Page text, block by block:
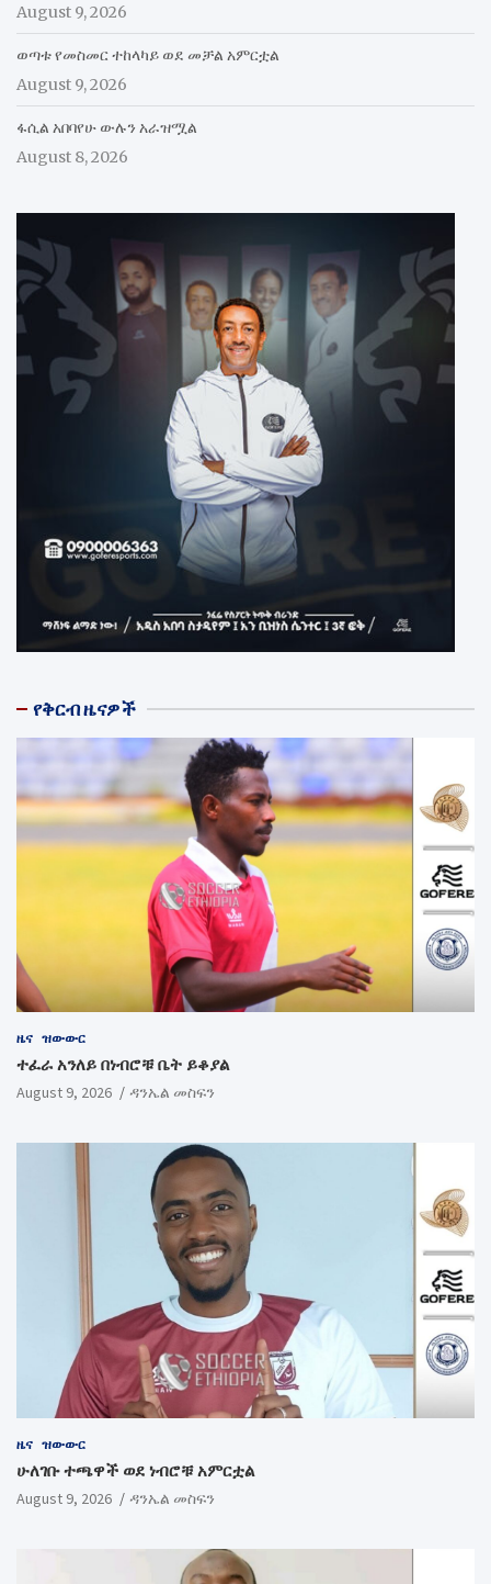
August 9, 2026
ወጣቱ የመስመር ተከላካይ ወደ መቻል አምርቷል
August 9, 2026
ፋሲል አበባየሁ ውሉን አራዝሟል
August 8, 2026
የቅርብ ዜናዎች
ዜና ዝውውር
ተፈራ አንለይ በነብሮቹ ቤት ይቆያል
August 9, 2026 ዳንኤል መስፍን
ዜና ዝውውር
ሁለገቡ ተጫዋች ወደ ነብሮቹ አምርቷል
August 9, 2026 ዳንኤል መስፍን